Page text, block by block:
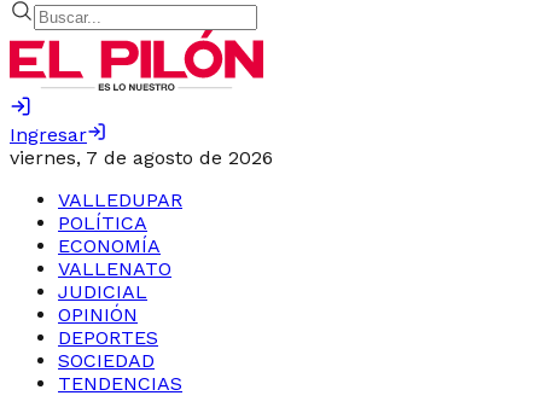
Ingresar
viernes, 7 de agosto de 2026
VALLEDUPAR
POLÍTICA
ECONOMÍA
VALLENATO
JUDICIAL
OPINIÓN
DEPORTES
SOCIEDAD
TENDENCIAS